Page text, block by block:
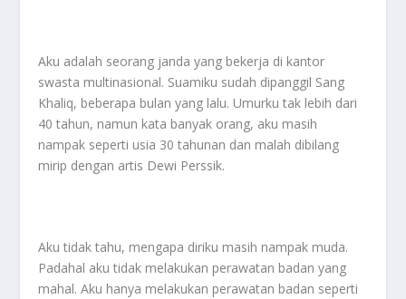
Aku adalah seorang janda yang bekerja di kantor
swasta multinasional. Suamiku sudah dipanggil Sang
Khaliq, beberapa bulan yang lalu. Umurku tak lebih dari
40 tahun, namun kata banyak orang, aku masih
nampak seperti usia 30 tahunan dan malah dibilang
mirip dengan artis Dewi Perssik.
Aku tidak tahu, mengapa diriku masih nampak muda.
Padahal aku tidak melakukan perawatan badan yang
mahal. Aku hanya melakukan perawatan badan seperti